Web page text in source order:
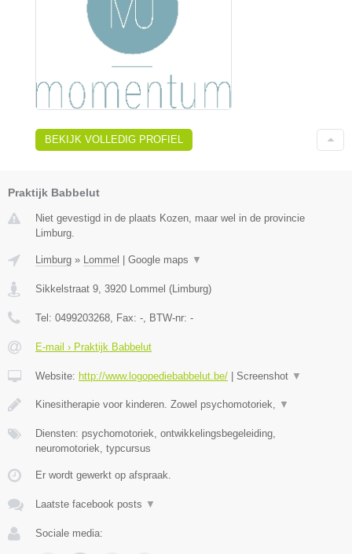
BEKIJK VOLLEDIG PROFIEL
Praktijk Babbelut
Niet gevestigd in de plaats Kozen, maar wel in de provincie
Limburg.
Limburg » Lommel | Google maps ▼
Sikkelstraat 9 3920 Lommel (Limburg)
Tel: 0499203268 , Fax: - , BTW-nr: -
E-mail › Praktijk Babbelut
Website: http://www.logopediebabbelut.be/ | Screenshot ▼
Kinesitherapie voor kinderen. Zowel psychomotoriek, ▼
Diensten: psychomotoriek, ontwikkelingsbegeleiding,
neuromotoriek, typcursus
Er wordt gewerkt op afspraak.
Laatste facebook posts ▼
Sociale media: